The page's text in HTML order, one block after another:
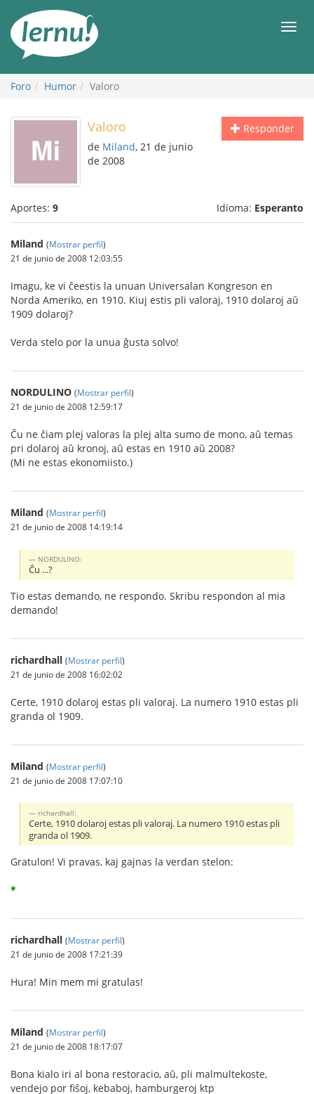
Foro Humor Valoro
Responder
Valoro
de Miland, 21 de junio
de 2008
Aportes: 9 Idioma: Esperanto
Miland (Mostrar perfil)
21 de junio de 2008 12:03:55
Imagu, ke vi ĉeestis la unuan Universalan Kongreson en
Norda Ameriko, en 1910. Kiuj estis pli valoraj, 1910 dolaroj aŭ
1909 dolaroj?
Verda stelo por la unua ĝusta solvo!
NORDULINO (Mostrar perfil)
21 de junio de 2008 12:59:17
Ĉu ne ĉiam plej valoras la plej alta sumo de mono, aŭ temas
pri dolaroj aŭ kronoj, aŭ estas en 1910 aŭ 2008?
(Mi ne estas ekonomiisto.)
Miland (Mostrar perfil)
21 de junio de 2008 14:19:14
NORDULINO:
Ĉu ...?
Tio estas demando, ne respondo. Skribu respondon al mia
demando!
richardhall (Mostrar perfil)
21 de junio de 2008 16:02:02
Certe, 1910 dolaroj estas pli valoraj. La numero 1910 estas pli
granda ol 1909.
Miland (Mostrar perfil)
21 de junio de 2008 17:07:10
richardhall:
Certe, 1910 dolaroj estas pli valoraj. La numero 1910 estas pli
granda ol 1909.
Gratulon! Vi pravas, kaj gajnas la verdan stelon:
*
richardhall (Mostrar perfil)
21 de junio de 2008 17:21:39
Hura! Min mem mi gratulas!
Miland (Mostrar perfil)
21 de junio de 2008 18:17:07
Bona kialo iri al bona restoracio, aŭ, pli malmultekoste,
vendejo por fiŝoj, kebaboj, hamburgeroj ktp